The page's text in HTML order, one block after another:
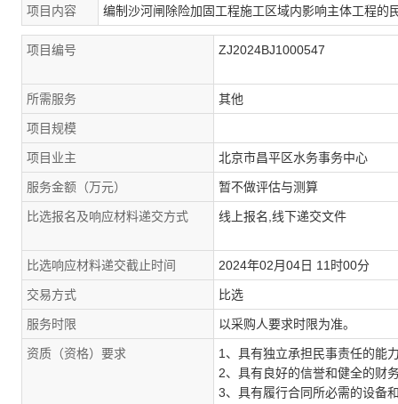
项目内容 编制沙河闸除险加固工程施工区域内影响主体工程的
项目编号 ZJ2024BJ1000547
所需服务 其他
项目规模
项目业主 北京市昌平区水务事务中心
服务金额（万元） 暂不做评估与测算
比选报名及响应材料递交方式 线上报名,线下递交文件
比选响应材料递交截止时间 2024年02月04日 11时00分
交易方式 比选
服务时限 以采购人要求时限为准。
资质（资格）要求
1、具有独立承担民事责任的能
2、具有良好的信誉和健全的财
3、具有履行合同所必需的设备